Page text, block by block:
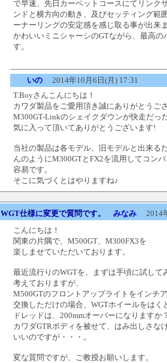
で早速、先日カーペットコースにてリンク
ンドと横方向の動き、及びセッティング範
ーナーリングの安定感を感じ取る事が出来
かわいいミニシャーシのGTながら、最高
す。
いの 2014年10月6日(月) 17:31
T.Boyさんこんにちは！
カワダ製品をご愛用頂き誠にありがとうご
M300GT-Linkのシェイクダウンが快走だっ
気に入って頂いてありがとうございます!
当社の製品は各モデル、旧モデルと出来る
んのようにM300GTとFX2を流用してコン
容易です。
そこに気づくとはやりますね♪
WGT仕様に変更で質問です。 みなみ 2014
こんにちは！
関東の片隅で、M500GT、M300FX3を
楽しませていただいております。
最近流行りのWGTを、まずは手頃に試して
考えておりますが、
M500GTのフロントアップライトをインチ
交換しただけの場合、WGTホイールをはく
ドレッドは、200mmオーバーになりますか
カワダGTRボディを被せて、はみ出しさな
いいのですが・・・。
変な質問ですが、ご教授お願いします。